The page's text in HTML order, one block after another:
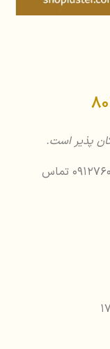
پذیر است.
جهت خرید بصورت تلفنی با شماره 09127607031 تماس